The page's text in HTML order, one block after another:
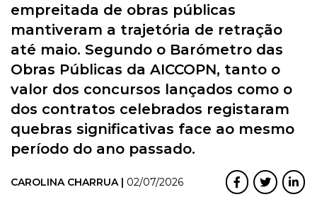
empreitada de obras públicas
mantiveram a trajetória de retração
até maio. Segundo o Barómetro das
Obras Públicas da AICCOPN, tanto o
valor dos concursos lançados como o
dos contratos celebrados registaram
quebras significativas face ao mesmo
período do ano passado.
CAROLINA CHARRUA | 02/07/2026